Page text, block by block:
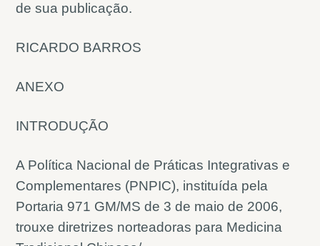
de sua publicação.
RICARDO BARROS
ANEXO
INTRODUÇÃO
A Política Nacional de Práticas Integrativas e
Complementares (PNPIC), instituída pela
Portaria 971 GM/MS de 3 de maio de 2006,
trouxe diretrizes norteadoras para Medicina